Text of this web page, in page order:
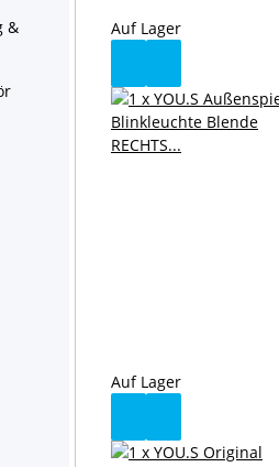
Auf Lager
Auf Lager
&